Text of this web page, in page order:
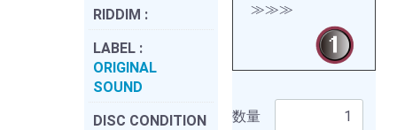
RIDDIM :
LABEL :
ORIGINAL
SOUND
DISC CONDITION
≫≫≫
数量